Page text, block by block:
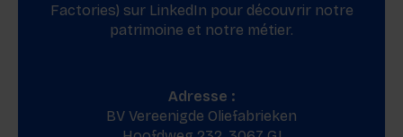
Factories) sur LinkedIn pour découvrir notre
patrimoine et notre métier.
Adresse :
BV Vereenigde Oliefabrieken